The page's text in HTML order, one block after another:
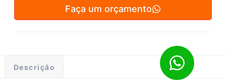
Faça um orçamento
Descrição